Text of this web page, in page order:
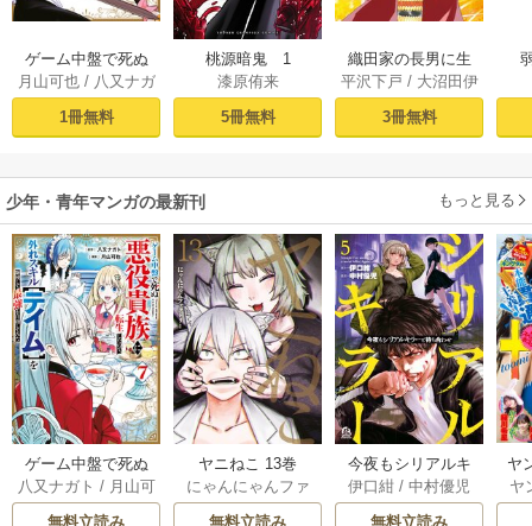
ゲーム中盤で死ぬ
悪役貴族に転生し
たので、外れスキ
ル【テイム】を駆
してみた（１）
月山可也/ 八又ナガ
1冊無料
桃源暗鬼 1
漆原侑来
5冊無料
織田家の長男に生
まれました～戦国
時代に転生したけ
ど、死にたくない
ます～ 1
平沢下戸 / 大沼田伊
逸見兎歌
3冊無料
少年・青年マンガの最新刊 もっと見る
ゲーム中盤で死ぬ
悪役貴族に転生し
たので、外れスキ
八又ナガト / 月山可
也
無料立読み
ヤニねこ 13巻
にゃんにゃんファ
クトリー
無料立読み
今夜もシリアルキ
ラーと待ち合わせ 5
巻
伊口紺 /中村優児
無料立読み
ヤ
ヤ